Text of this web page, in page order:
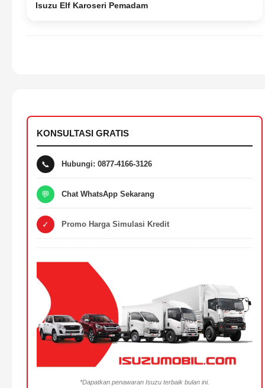
Isuzu Elf Karoseri Pemadam
KONSULTASI GRATIS
📞 Hubungi: 0877-4166-3126
💬 Chat WhatsApp Sekarang
✓ Promo Harga Simulasi Kredit
*Dapatkan penawaran Isuzu terbaik bulan ini.